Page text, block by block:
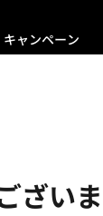
キャンペーン
ざいま